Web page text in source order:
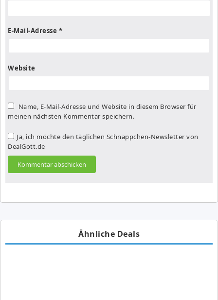
E-Mail-Adresse *
Website
Name, E-Mail-Adresse und Website in diesem Browser für
meinen nächsten Kommentar speichern.
Ja, ich möchte den täglichen Schnäppchen-Newsletter von
DealGott.de
Ähnliche Deals